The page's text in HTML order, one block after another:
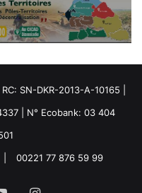
| RC: SN-DKR-2013-A-10165 |
| N° Ecobank: 03 404
00221 77 876 59 99